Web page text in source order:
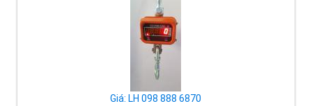
Giá: LH 098 888 6870